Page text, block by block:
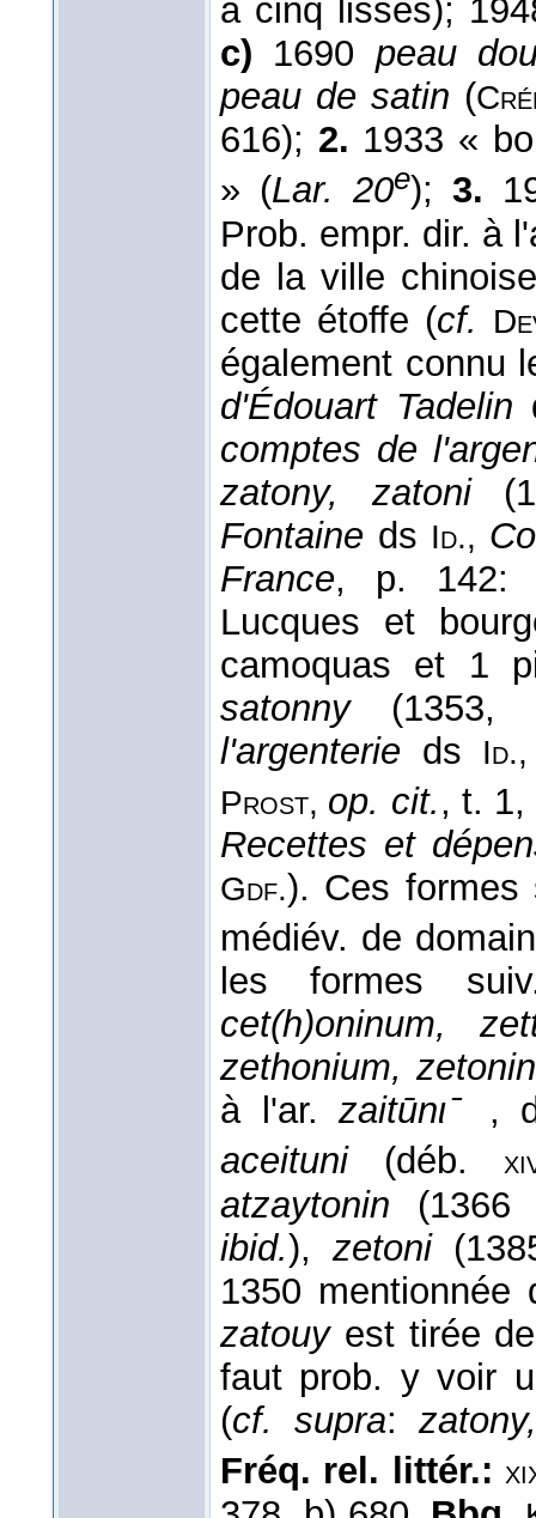
à cinq lisses);
c) 1690 peau
peau de satin (
616); 2. 1933 «
» (Lar. 20e); 3.
Prob. empr. dir. à
de la ville
cette étoffe (cf.
également connu
d'Édouart Tadelin
comptes de
zatony, zatoni
Fontaine ds Id.,
France, p. 142:
Lucques et
camoquas et 1
satonny(1353,
l'argenterie ds
Prost, op. cit., t.
Recettes et
Gdf.). Ces formes
médiév. de
les formes
cet(h)oninum,
zethonium,
à l'ar.zaitūnι ̄ ,
aceituni(déb.
atzaytonin
ibid.), zetoni
1350
zatouyest tirée
faut prob. y voir
(cf. supra:
Fréq. rel. littér.: